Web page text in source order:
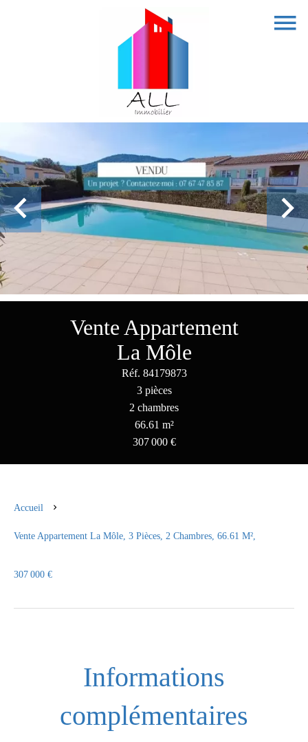
Vente Appartement
La Môle
Réf. 84179873
3 pièces
2 chambres
66.61 m²
307 000 €
Accueil
Vente Appartement La Môle, 3 Pièces, 2 Chambres, 66.61 M²,
307 000 €
Informations
complémentaires